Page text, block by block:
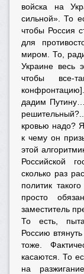
войска на
сильной». То
чтобы Россия
для
миром. То,
Украине весь
чтобы все-
дадим
кровью надо?
к чему он
этой
Российской
сколько раз
политик
просто
заместитель
То есть,
Россию
тоже.
касаются. То
на